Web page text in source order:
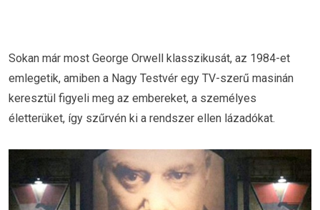
Sokan már most George Orwell klasszikusát, az 1984-et
emlegetik, amiben a Nagy Testvér egy TV-szerű masinán
keresztül figyeli meg az embereket, a személyes
életterüket, így szűrvén ki a rendszer ellen lázadókat.